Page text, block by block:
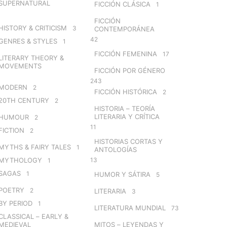
& CRITICISM 3
& STYLES 1
THEORY &
2
CENTURY 2
2
2
& FAIRY TALES 1
1
1
2
PERIOD 1
– EARLY &
FICCIÓN CLÁSICA 1
FICCIÓN
CONTEMPORÁNEA
42
FICCIÓN FEMENINA 17
FICCIÓN POR GÉNERO
243
FICCIÓN HISTÓRICA 2
HISTORIA – TEORÍA
LITERARIA Y CRÍTICA
11
HISTORIAS CORTAS Y
ANTOLOGÍAS
13
HUMOR Y SÁTIRA 5
LITERARIA 3
LITERATURA MUNDIAL 73
MITOS – LEYENDAS Y